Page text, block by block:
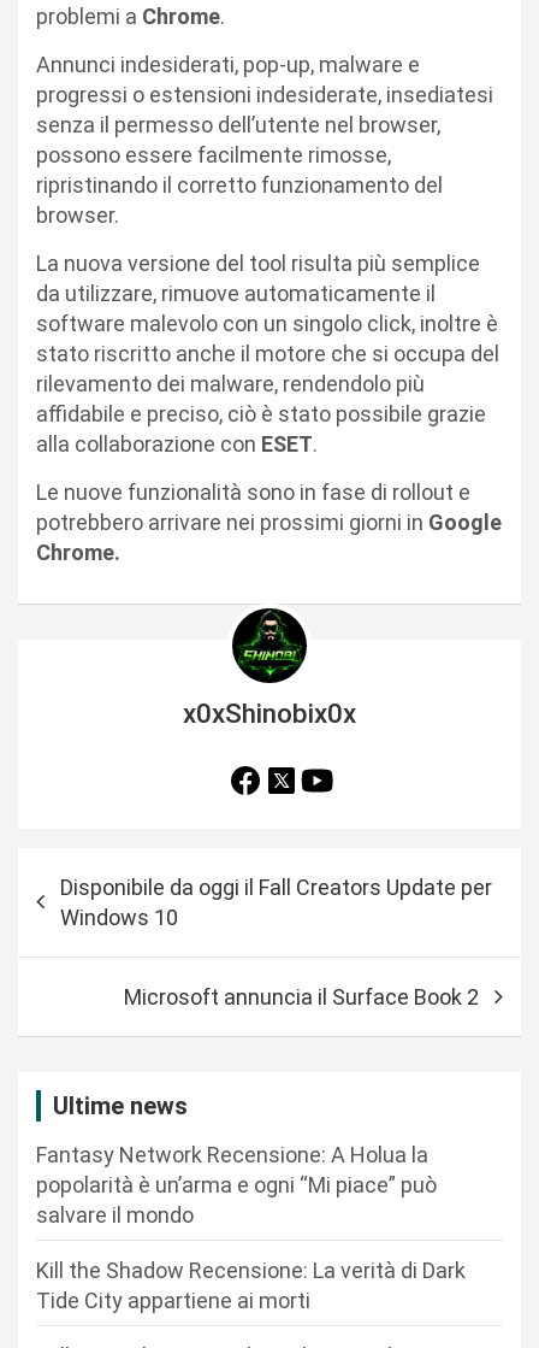
problemi a Chrome.
Annunci indesiderati, pop-up, malware e
progressi o estensioni indesiderate, insediatesi
senza il permesso dell’utente nel browser,
possono essere facilmente rimosse,
ripristinando il corretto funzionamento del
browser.
La nuova versione del tool risulta più semplice
da utilizzare, rimuove automaticamente il
software malevolo con un singolo click, inoltre è
stato riscritto anche il motore che si occupa del
rilevamento dei malware, rendendolo più
affidabile e preciso, ciò è stato possibile grazie
alla collaborazione con ESET.
Le nuove funzionalità sono in fase di rollout e
potrebbero arrivare nei prossimi giorni in Google
Chrome.
x0xShinobix0x
Disponibile da oggi il Fall Creators Update per
Windows 10
Microsoft annuncia il Surface Book 2
Ultime news
Fantasy Network Recensione: A Holua la
popolarità è un’arma e ogni “Mi piace” può
salvare il mondo
Kill the Shadow Recensione: La verità di Dark
Tide City appartiene ai morti